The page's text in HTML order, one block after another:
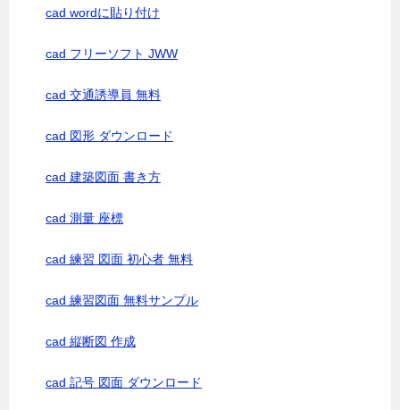
cad wordに貼り付け
cad フリーソフト JWW
cad 交通誘導員 無料
cad 図形 ダウンロード
cad 建築図面 書き方
cad 測量 座標
cad 練習 図面 初心者 無料
cad 練習図面 無料サンプル
cad 縦断図 作成
cad 記号 図面 ダウンロード